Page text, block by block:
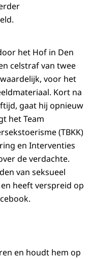
het Hof in Den
celstraf van twee
voor het
Kort na
gaat hij opnieuw
het Team
(TBKK)
en Interventies
de verdachte.
van seksueel
heeft verspreid op
en houdt hem op